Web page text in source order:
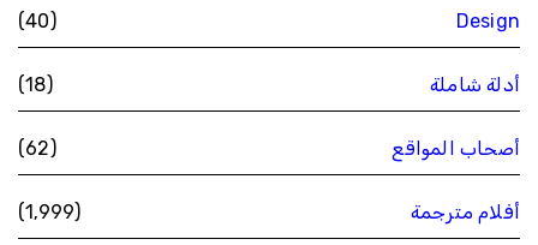
Design
(40)
أدلة شاملة (18)
أصحاب المواقع (62)
أفلام مترجمة (1٬999)